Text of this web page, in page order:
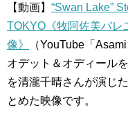
【動画】 “Swan Lake”
TOKYO《牧阿佐美バレ
像》
（YouTube「
オデット＆オディール
を清瀧千晴さんが演じ
とめた映像です。